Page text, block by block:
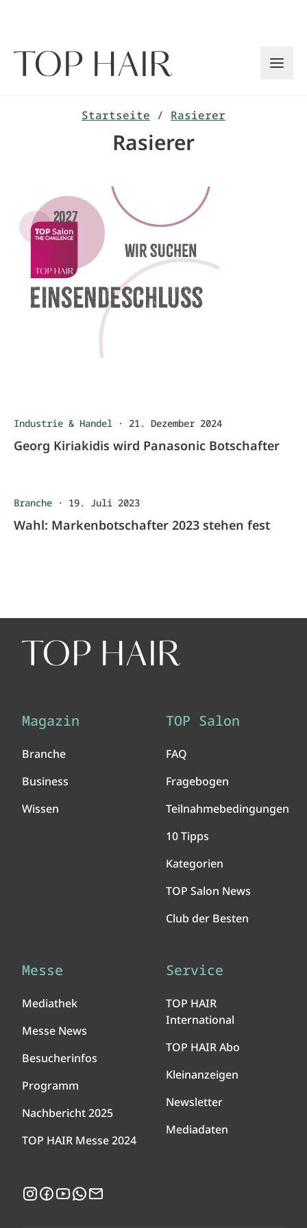
Startseite / Rasierer
Rasierer
Industrie & Handel · 21. Dezember 2024
Georg Kiriakidis wird Panasonic Botschafter
Branche · 19. Juli 2023
Wahl: Markenbotschafter 2023 stehen fest
Magazin
Branche
Business
Wissen
TOP Salon
FAQ
Fragebogen
Teilnahmebedingungen
10 Tipps
Kategorien
TOP Salon News
Club der Besten
Messe
Mediathek
Messe News
Besucherinfos
Programm
Nachbericht 2025
TOP HAIR Messe 2024
Service
TOP HAIR
International
TOP HAIR Abo
Kleinanzeigen
Newsletter
Mediadaten
Instagram
Facebook
YouTubeWhatsApp